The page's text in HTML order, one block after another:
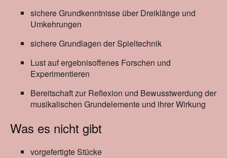
sichere Grundkenntnisse über Dreiklänge und
Umkehrungen
sichere Grundlagen der Spieltechnik
Lust auf ergebnisoffenes Forschen und
Experimentieren
Bereitschaft zur Reflexion und Bewusstwerdung der
musikalischen Grundelemente und ihrer Wirkung
Was es nicht gibt
vorgefertigte Stücke